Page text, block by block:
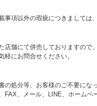
事項以外の瑕疵につきましては
店舗にて併売しておりますの
にお問合せください。
の処分等、お客様のご不要に
FAX、メール、LINE、ホームペ